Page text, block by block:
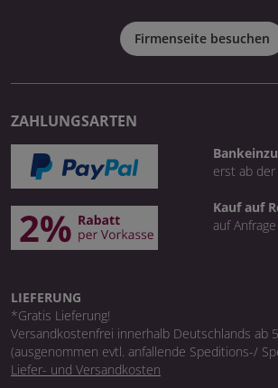
Firmenseite besuchen
ZAHLUNGSARTEN
erst ab
Kauf auf
auf Anfrage
LIEFERUNG
*Gratis Lieferung!
Versandkostenfrei innerhalb Deutschlands ab
(ausgenommen evtl. anfallende Speditions-/
Liefer- und Versandkosten